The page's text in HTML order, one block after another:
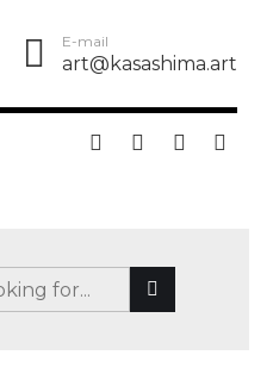
E-mail
art@kasashima.art